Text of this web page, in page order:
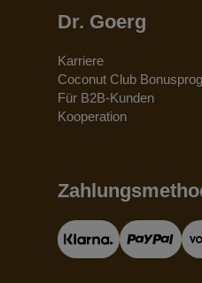
Dr. Goerg
Karriere
Coconut Club
Für B2B-Kunden
Kooperation